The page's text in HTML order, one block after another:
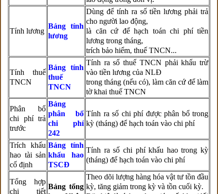
Tính lương
Bảng tính
lương
Dùng để tính ra số tiền lương phải trả
cho người lao động,
là căn cứ để hạch toán chi phí tiền
lương trong tháng,
trích bảo hiểm, thuế TNCN...
Tính thuế
TNCN
Bảng tính
thuế
TNCN
Tính ra số thuế TNCN phải khấu trừ
vào tiền lương của NLĐ
trong tháng (nếu có), làm căn cứ để làm
tờ khai thuế TNCN
Phân bổ
chi phí trả
trước
Bảng
phân bổ
chi phí
242
Tính ra số chi phí được phân bổ trong
kỳ (tháng) để hạch toán vào chi phí
Trích khấu
hao tài sản
cố định
Bảng tính
khấu hao
TSCĐ
Tính ra số chi phí khấu hao trong kỳ
(tháng) để hạch toán vào chi phí
Tổng hợp
chi tiết
Bảng tổng
Theo dõi lượng hàng hóa vật tư tồn đầu
kỳ, tăng giảm trong kỳ và tồn cuối kỳ.